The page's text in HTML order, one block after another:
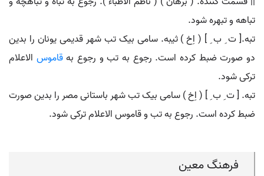
تباهه و تبهره شود.
تبه.[ ت ِ ب ِ ] ( اِخ ) ثیبه. سامی بیک تب شهر قدیمی یونان را بدین
دو صورت ضبط کرده است. رجوع به تب و رجوع بهقاموس الاعلام
ترکی شود.
تبه. [ ت ِ ب ِ ] ( اِخ ) سامی بیک تب شهر باستانی مصر را بدین صورت
ضبط کرده است. رجوع به تب و قاموس الاعلام ترکی شود.
فرهنگ معین